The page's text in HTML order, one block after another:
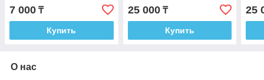
7 000 ₸
Купить
25 000₸
Купить
25
О нас